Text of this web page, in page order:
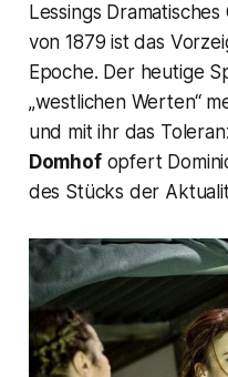
Lessings
von 1879 ist das
Epoche. Der heutige
„westlichen Werten“
und mit ihr das
Domhofopfert
des Stücks der